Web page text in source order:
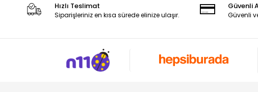
Hızlı Teslimat
Siparişleriniz en kısa sürede elinize ulaşır.
Güvenli
Güvenli